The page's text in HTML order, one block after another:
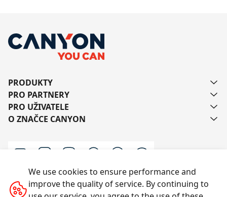
PRODUKTY
PRO PARTNERY
PRO UŽIVATELE
O ZNAČCE CANYON
Kontaktujte nás
We use cookies to ensure performance and
improve the quality of service. By continuing to